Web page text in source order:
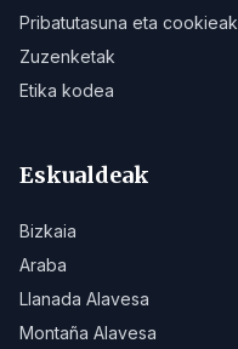
Pribatutasuna eta cookieak
Zuzenketak
Etika kodea
Eskualdeak
Bizkaia
Araba
Llanada Alavesa
Montaña Alavesa